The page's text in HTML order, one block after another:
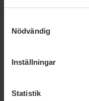
samlat in när du har
Nödvändig
Inställningar
Statistik